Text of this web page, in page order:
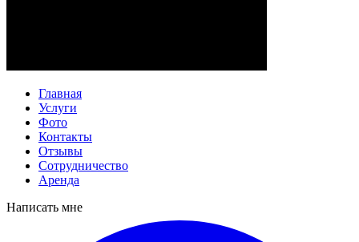
Главная
Услуги
Фото
Контакты
Отзывы
Сотрудничество
Аренда
Написать мне